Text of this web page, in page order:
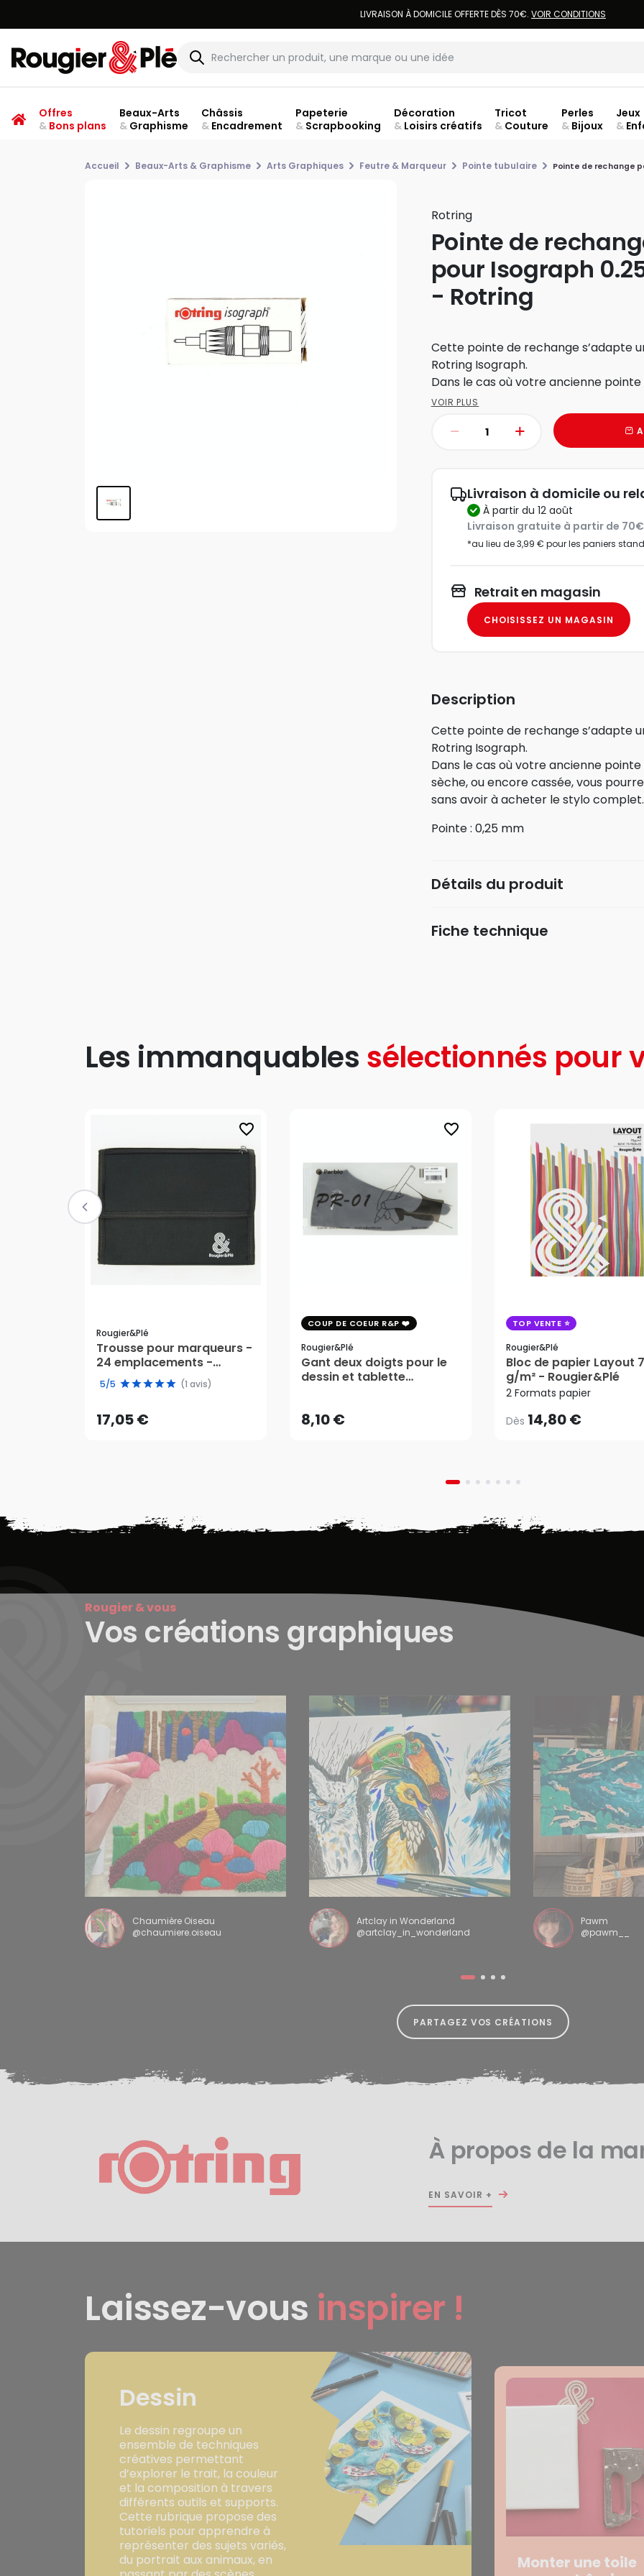
LIVRAISON À DOMICILE OFFERTE DÈS 70€. VOIR CONDITIONS
Offres
&Bons plans
Beaux-Arts
&Graphisme
Châssis
&Encadrement
Papeterie
&Scrapbooking
Décoration
&Loisirs créatifs
Tricot
& Couture
Perles
& Bijoux
Jeux
&
Accueil Beaux-Arts & Graphisme Arts Graphiques Feutre & Marqueur Pointe tubulaire Pointe de rechange
Rotring
Pointe de
pour Isograph
- Rotring
Cette pointe de rechange s’adapte
Rotring Isograph.
Dans le cas où votre ancienne
VOIR PLUS
Livraison à domicile ou
à partir du 12 août
Livraison gratuite à partir de
*au lieu de 3,99 € pour les paniers
Retrait en magasin
CHOISISSEZ UN MAGASIN
Description
Cette pointe de rechange s’adapte
Rotring Isograph.
Dans le cas où votre ancienne
sèche, ou encore cassée, vous
sans avoir à acheter le stylo complet.
Pointe : 0,25 mm
Détails du produit
Fiche technique
Les immanquables sélectionnés pour
favorite_border
Rougier&plé
Trousse pour marqueurs -
24 emplacements -
Rougier&Plé
5/5 (1 avis)
17,05 €
17,05 €
AJOUTER AU PANIER
favorite_border
COUP DE COEUR R&P
Rougier&plé
Gant deux doigts pour le
dessin et tablette
8,10 €
8,10 €
AJOUTER AU PANIER
TOP VENTE
Rougier&plé
Bloc de papier Layout
g/m² - Rougier&Plé
2 Formats papier
Dès 14,80 €
Dès14,80 €
Rougier & vous
Vos créations graphiques
Chaumière Oiseau
@chaumiere.oiseau
Artclay in Wonderland
@artclay_in_wonderland
Pawm
@pawm__
PARTAGEZ VOS CRÉATIONS
À propos de la
EN SAVOIR +
Laissez-vous inspirer !
Dessin
Le dessin regroupe un
ensemble de techniques
créatives permettant
d’explorer le trait, la couleur
et la composition à travers
différents outils et supports.
Cette rubrique propose des
tutoriels pour apprendre à
représenter des sujets variés,
du portrait aux animaux, en
Monter une toile